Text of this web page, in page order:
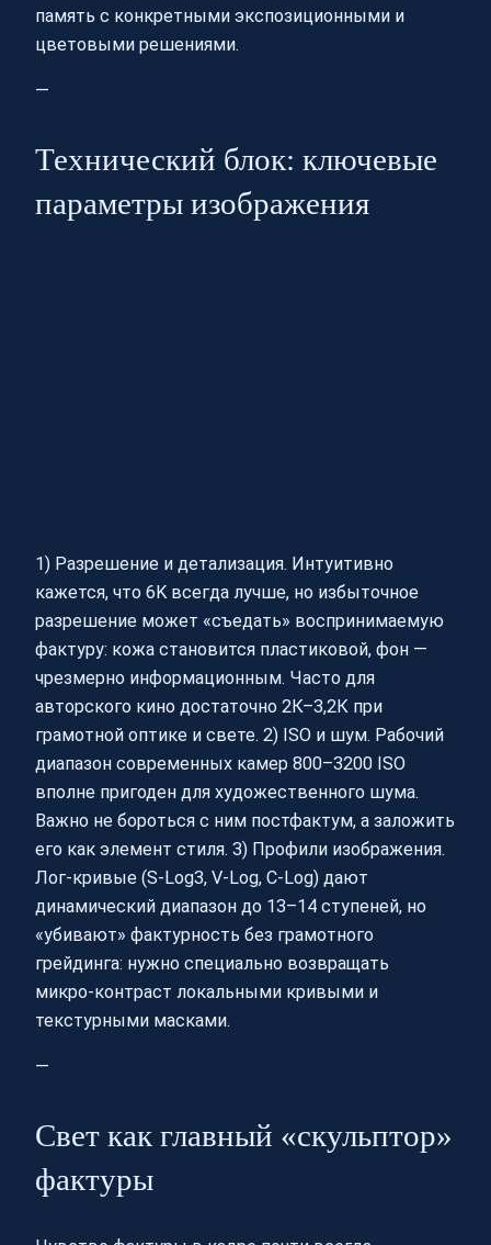
память с конкретными экспозиционными и
цветовыми решениями.
—
Технический блок: ключевые
параметры изображения
1) Разрешение и детализация. Интуитивно
кажется, что 6K всегда лучше, но избыточное
разрешение может «съедать» воспринимаемую
фактуру: кожа становится пластиковой, фон —
чрезмерно информационным. Часто для
авторского кино достаточно 2К–3,2К при
грамотной оптике и свете. 2) ISO и шум. Рабочий
диапазон современных камер 800–3200 ISO
вполне пригоден для художественного шума.
Важно не бороться с ним постфактум, а заложить
его как элемент стиля. 3) Профили изображения.
Лог‑кривые (S‑Log3, V‑Log, C‑Log) дают
динамический диапазон до 13–14 ступеней, но
«убивают» фактурность без грамотного
грейдинга: нужно специально возвращать
микро‑контраст локальными кривыми и
текстурными масками.
—
Свет как главный «скульптор»
фактуры